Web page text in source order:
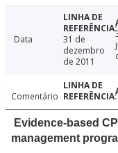
Data
31 de
dezembro
de 2011
Comentário
Evidence-based
management